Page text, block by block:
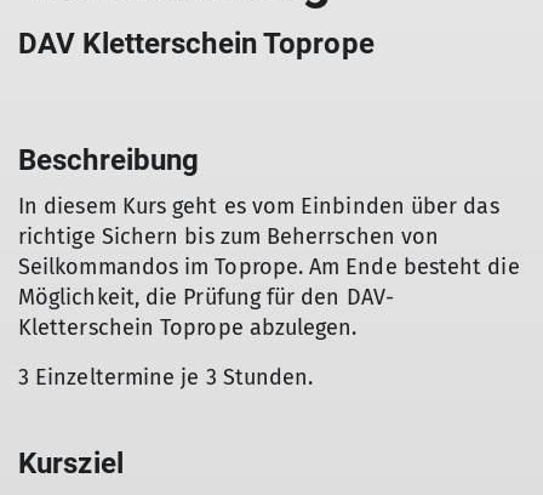
DAV Kletterschein Toprope
Beschreibung
In diesem Kurs geht es vom Einbinden über das
richtige Sichern bis zum Beherrschen von
Seilkommandos im Toprope. Am Ende besteht die
Möglichkeit, die Prüfung für den DAV-
Kletterschein Toprope abzulegen.
3 Einzeltermine je 3 Stunden.
Kursziel